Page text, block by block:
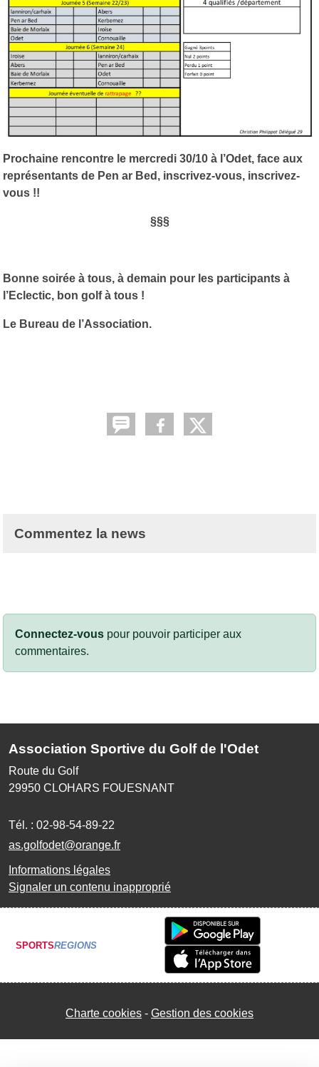
Prochaine rencontre le mercredi 30/10 à l’Odet, face aux
représentants de Pen ar Bed, inscrivez-vous, inscrivez-
vous !!
§§§
Bonne soirée à tous, à demain pour les participants à
l’Eclectic, bon golf à tous !
Le Bureau de l’Association.
Commentez la news
Connectez-vous pour pouvoir participer aux
commentaires.
Association Sportive du Golf de l'Odet
Route du Golf
29950 CLOHARS FOUESNANT
Tél. : 02-98-54-89-22
as.golfodet@orange.fr
Informations légales
Signaler un contenu inapproprié
SPORTSREGIONS
Charte cookies Gestion des cookies